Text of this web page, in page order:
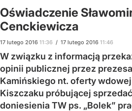
Oświadczenie
Cenckiewicza
17 lutego 2016 11:36 / 17 lutego 2016 11:46
W związku z informacją
opinii publicznej przez
Kamińskiego nt. oferty wdowej
Kiszczaku próbującej
doniesienia TW ps. „Bolek”